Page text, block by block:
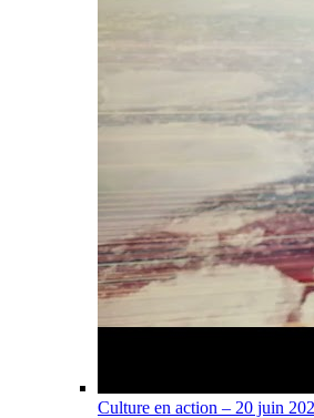
Culture en action – 20 juin